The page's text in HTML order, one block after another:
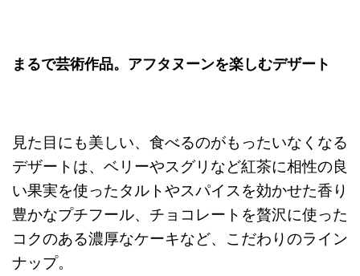
まるで芸術作品。アフタヌーンを楽しむデザート
見た目にも美しい、食べるのがもったいなくなる
デザートは、ベリーやスグリなど紅茶に相性の良
い果実を使ったタルトやスパイスを効かせた香り
豊かなプチフール、チョコレートを贅沢に使った
コクのある濃厚なケーキなど、こだわりのライン
ナップ。